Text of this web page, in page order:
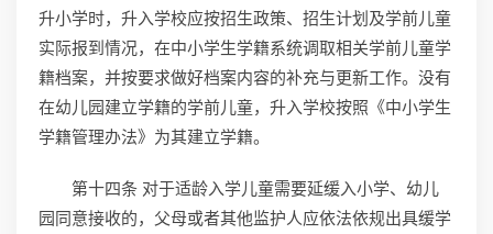
升小学时，升入学校应按招生政策、招生计划及学前儿童
实际报到情况，在中小学生学籍系统调取相关学前儿童学
籍档案，并按要求做好档案内容的补充与更新工作。没有
在幼儿园建立学籍的学前儿童，升入学校按照《中小学生
学籍管理办法》为其建立学籍。
第十四条 对于适龄入学儿童需要延缓入小学、幼儿
园同意接收的，父母或者其他监护人应依法依规出具缓学